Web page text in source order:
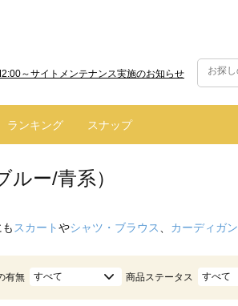
～サイトメンテナンス実施のお知らせ
ランキング スナップ
ー/青系）
スカートやシャツ・ブラウス カーディガン
有無 すべて 商品ステータス すべて